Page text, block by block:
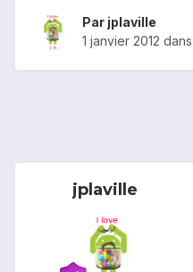
Par jplaville
1 janvier 2012 dans
jplaville